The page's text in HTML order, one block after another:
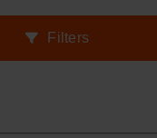
Filters